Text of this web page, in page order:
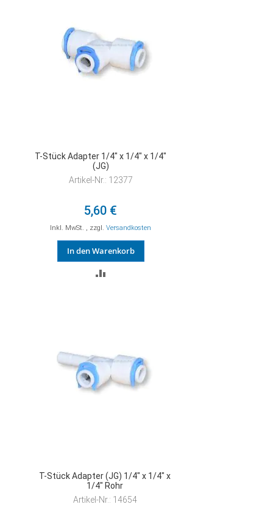
T-Stück Adapter 1/4" x 1/4" x 1/4"
(JG)
Artikel-Nr.: 12377
5,60 €
Inkl. MwSt. , zzgl. Versandkosten
In den Warenkorb
T-Stück Adapter (JG) 1/4" x 1/4" x
1/4" Rohr
Artikel-Nr.: 14654